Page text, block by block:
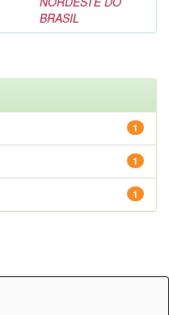
BRASIL
1
1
1